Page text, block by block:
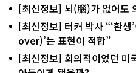
[최신정보] 뇌(腦)가 없어도
[최신정보] 터커 박사 “‘환
over)’는 표현이 적합”
[최신정보] 회의적이었던 미